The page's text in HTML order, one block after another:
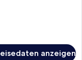
anzeigen